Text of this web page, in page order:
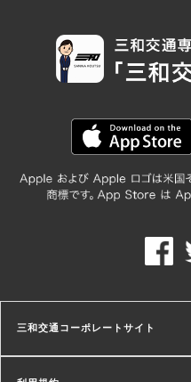
三和交通コーポレートサイト